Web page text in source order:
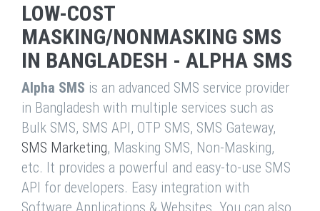
LOW-COST
MASKING/NONMASKING SMS
IN BANGLADESH - ALPHA SMS
Alpha SMS is an advanced SMS service provider
in Bangladesh with multiple services such as
Bulk SMS, SMS API, OTP SMS, SMS Gateway,
SMS Marketing, Masking SMS, Non-Masking,
etc. It provides a powerful and easy-to-use SMS
API for developers. Easy integration with
Software Applications & Websites. You can also